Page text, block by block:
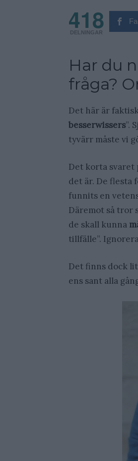
418
DELNINGAR
Har du
fråga?
Det här är
besserwissers”.
tyvärr måste vi
Det korta svaret
det är. De flesta
funnits en
Däremot så tror
de skall kunna
tillfälle”.
Det finns dock
ens sant alla